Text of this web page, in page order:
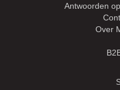
Antwoorden
Over